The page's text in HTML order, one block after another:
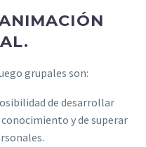
grupales son:
de desarrollar
y de superar